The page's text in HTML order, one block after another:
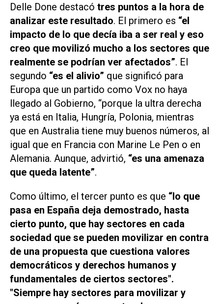
Delle Done destacó tres puntos a la hora de
analizar este resultado. El primero es “el
impacto de lo que decía iba a ser real y eso
creo que movilizó mucho a los sectores que
realmente se podrían ver afectados”. El
segundo “es el alivio” que significó para
Europa que un partido como Vox no haya
llegado al Gobierno, “porque la ultra derecha
ya está en Italia, Hungría, Polonia, mientras
que en Australia tiene muy buenos números, al
igual que en Francia con Marine Le Pen o en
Alemania. Aunque, advirtió, “es una amenaza
que queda latente”.
Como último, el tercer punto es que “lo que
pasa en España deja demostrado, hasta
cierto punto, que hay sectores en cada
sociedad que se pueden movilizar en contra
de una propuesta que cuestiona valores
democráticos y derechos humanos y
fundamentales de ciertos sectores".
"Siempre hay sectores para movilizar y